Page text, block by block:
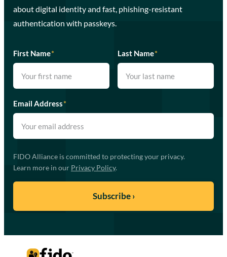
about digital identity and fast, phishing-resistant
authentication with passkeys.
First Name* Last Name*
Email Address*
FIDO Alliance is committed to protecting your privacy.
Learn more in our Privacy Policy.